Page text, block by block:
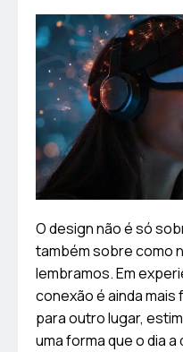
O design não é só
também sobre como
lembramos. Em
conexão é ainda
para outro lugar,
uma forma que o dia